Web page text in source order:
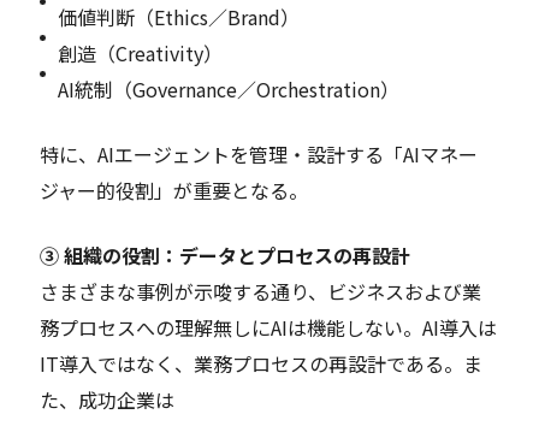
価値判断（Ethics／Brand）
創造（Creativity）
AI統制（Governance／Orchestration）
特に、AIエージェントを管理・設計する「AIマネー
ジャー的役割」が重要となる。
③ 組織の役割：データとプロセスの再設計
さまざまな事例が示唆する通り、ビジネスおよび業
務プロセスへの理解無しにAIは機能しない。AI導入は
IT導入ではなく、業務プロセスの再設計である。ま
た、成功企業は